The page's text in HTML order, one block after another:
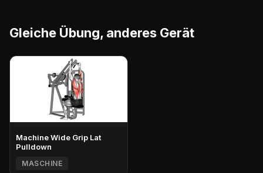
Gleiche Übung, anderes Gerät
Machine Wide Grip Lat
Pulldown
MASCHINE